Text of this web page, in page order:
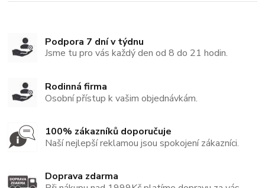
Podpora 7 dní v týdnu
Jsme tu pro vás každý den od 8 do 21 hodin.
Rodinná firma
Osobní přístup k vašim objednávkám.
100% zákazníků doporučuje
Naší nejlepší reklamou jsou spokojení zákazníci.
Doprava zdarma